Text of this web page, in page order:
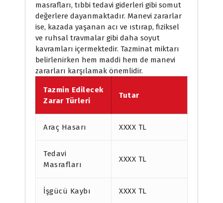
masrafları, tıbbi tedavi giderleri gibi somut
değerlere dayanmaktadır. Manevi zararlar
ise, kazada yaşanan acı ve ıstırap, fiziksel
ve ruhsal travmalar gibi daha soyut
kavramları içermektedir. Tazminat miktarı
belirlenirken hem maddi hem de manevi
zararları karşılamak önemlidir.
Tazmin Edilecek
Zarar Türleri
Tutar
Araç Hasarı XXXX TL
Tedavi
Masrafları
XXXX TL
İşgücü Kaybı XXXX TL